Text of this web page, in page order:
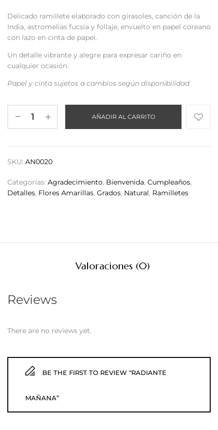
Delicado ramillete elaborado con girasoles, canción de la
India, astromelias fucsia y follaje, envuelto en papel coreano
con lazo en cinta de papel.
Un detalle vibrante y alegre para expresar cariño en
cualquier ocasión.
Papel y cinta sujetos a cambios según disponibilidad.
AÑADIR AL CARRITO
SKU: AN0020
Categorías: Agradecimiento, Bienvenida, Cumpleaños,
Detalles, Flores Amarillas, Grados, Natural, Ramilletes
Valoraciones (0)
Reviews
There are no reviews yet.
BE THE FIRST TO REVIEW “RADIANTE
MAÑANA”